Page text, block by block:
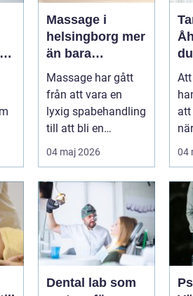
Massage i
helsingborg mer
än bara
avkoppling
Massage har gått
från att vara en
lyxig spabehandling
till att bli en
självklar del av
mångas vardag...
04 maj 2026
Åhus
att
04
Dental lab som